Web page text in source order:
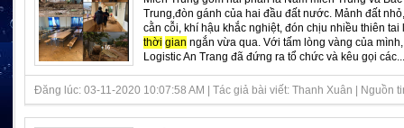
Trung,đòn gánh của hai đầu đất nước. Mảnh đất
cằn cỗi, khí hậu khắc nghiệt, đón chịu nhiều thiên tai
thời gian ngắn vừa qua. Với tấm lòng vàng của
Logistic An Trang đã đứng ra tổ chức và kêu gọi
Đăng lúc: 03-11-2020 10:07:58 AM | Tác giả bài viết: Thanh Xuân | Nguồn